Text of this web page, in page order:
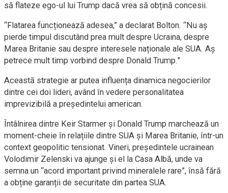
să flateze ego-ul lui Trump dacă vrea să obțină concesii.
“Flatarea funcționează adesea,” a declarat Bolton. “Nu aș
pierde timpul discutând prea mult despre Ucraina, despre
Marea Britanie sau despre interesele naționale ale SUA. Aș
petrece mult timp vorbind despre Donald Trump.”
Această strategie ar putea influența dinamica negocierilor
dintre cei doi lideri, având în vedere personalitatea
imprevizibilă a președintelui american.
Întâlnirea dintre Keir Starmer și Donald Trump marchează un
moment-cheie în relațiile dintre SUA și Marea Britanie, într-un
context geopolitic tensionat. Vineri, președintele ucrainean
Volodimir Zelenski va ajunge și el la Casa Albă, unde va
semna un “acord important privind mineralele rare”, însă fără
a obține garanții de securitate din partea SUA.